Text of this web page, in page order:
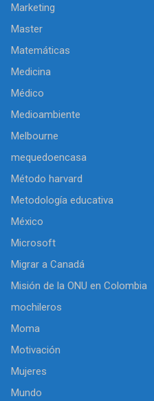
Marketing
Master
Matemáticas
Medicina
Médico
Medioambiente
Melbourne
mequedoencasa
Método harvard
Metodología educativa
México
Microsoft
Migrar a Canadá
Misión de la ONU en Colombia
mochileros
Moma
Motivación
Mujeres
Mundo